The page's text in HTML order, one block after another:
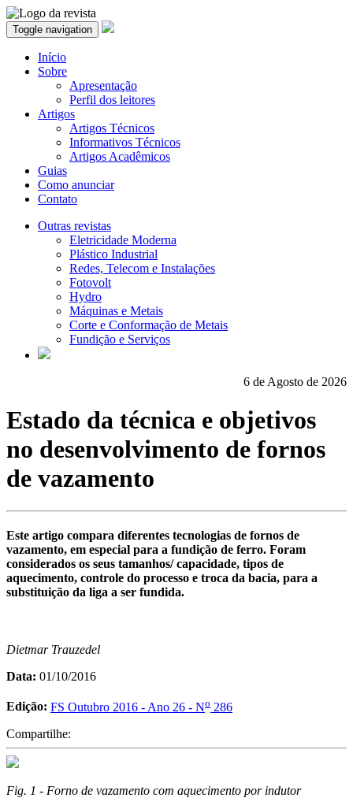
Toggle navigation
Início
Sobre
Apresentação
Perfil dos leitores
Artigos
Artigos Técnicos
Informativos Técnicos
Artigos Acadêmicos
Guias
Como anunciar
Contato
Outras revistas
Eletricidade Moderna
Plástico Industrial
Redes, Telecom e Instalações
Fotovolt
Hydro
Máquinas e Metais
Corte e Conformação de Metais
Fundição e Serviços
6 de Agosto de 2026
Estado da técnica e objetivos
no desenvolvimento de fornos
de vazamento
Este artigo compara diferentes tecnologias de fornos de
vazamento, em especial para a fundição de ferro. Foram
considerados os seus tamanhos/ capacidade, tipos de
aquecimento, controle do processo e troca da bacia, para a
substituição da liga a ser fundida.
Dietmar Trauzedel
Data: 01/10/2016
Edição: FS Outubro 2016 - Ano 26 - No 286
Compartilhe:
Fig. 1 - Forno de vazamento com aquecimento por indutor